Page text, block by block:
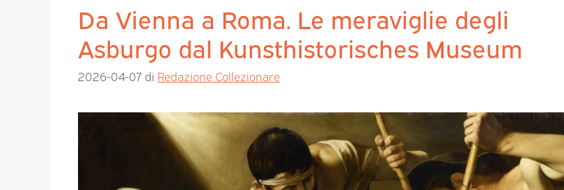
Da Vienna a Roma. Le meraviglie degli
Asburgo dal Kunsthistorisches Museum
2026-04-07 di Redazione Collezionare